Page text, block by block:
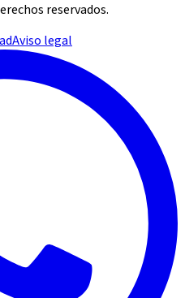
reservados.
Aviso legal